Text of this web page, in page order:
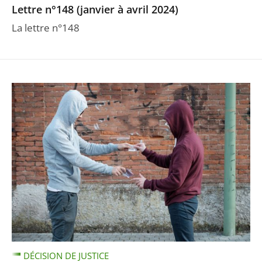
Lettre n°148 (janvier à avril 2024)
La lettre n°148
DÉCISION DE JUSTICE